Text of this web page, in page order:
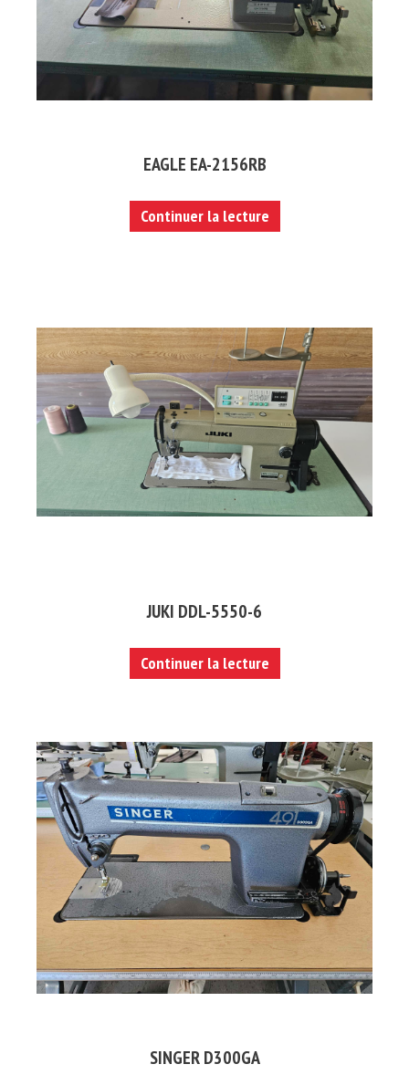
EAGLE EA-2156RB
Continuer la lecture
JUKI DDL-5550-6
Continuer la lecture
SINGER D300GA